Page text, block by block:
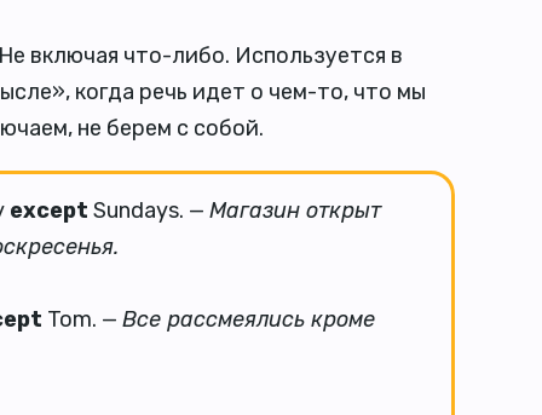
включая что-либо. Используется в
когда речь идет о чем-то, что мы
не берем с собой.
except Sundays. — Магазин открыт
Tom. — Все рассмеялись кроме